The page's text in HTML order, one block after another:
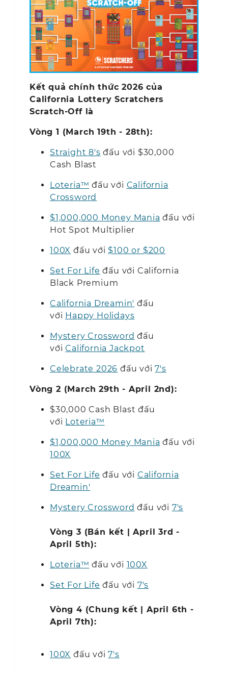
Kết quả chính thức 2026 của
California Lottery Scratchers
Scratch-Off là
Vòng 1 (March 19th - 28th):
Straight 8's đấu với $30,000
Cash Blast
Loteria™ đấu với California
Crossword
$1,000,000 Money Mania đấu với
Hot Spot Multiplier
100X đấu với $100 or $200
Set For Life đấu với California
Black Premium
California Dreamin' đấu
với Happy Holidays
Mystery Crossword đấu
vớiCalifornia Jackpot
Celebrate 2026 đấu với7's
Vòng 2 (March 29th - April 2nd):
$30,000 Cash Blast đấu
với Loteria™
$1,000,000 Money Mania đấu với
100X
Set For Life đấu với California
Dreamin'
Mystery Crossword đấu với 7's
Vòng 3 (Bán kết | April 3rd -
April 5th):
Loteria™ đấu với 100X
Set For Life đấu với 7's
Vòng 4 (Chung kết | April 6th -
April 7th):
100X đấu với7's